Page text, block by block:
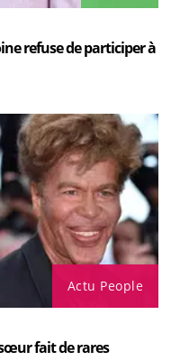
refuse de participer à
Actu People
fait de rares